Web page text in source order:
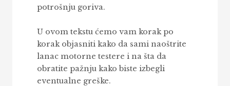
potrošnju goriva.
U ovom tekstu ćemo vam korak po
korak objasniti kako da sami naoštrite
lanac motorne testere i na šta da
obratite pažnju kako biste izbegli
eventualne greške.